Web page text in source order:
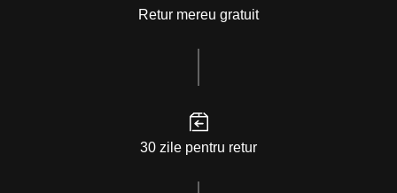
Retur mereu gratuit
30 zile pentru retur